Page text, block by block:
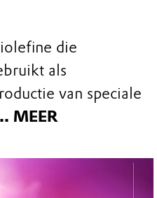
die
als
van speciale
MEER